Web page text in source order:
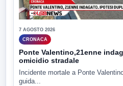
7 AGOSTO 2026
CRONACA
Ponte Valentino,21enne
omicidio stradale
Incidente mortale a Ponte
guida...